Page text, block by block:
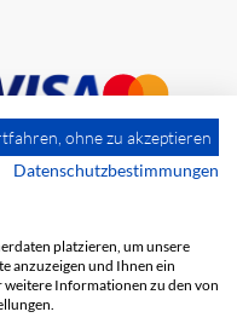
ohne zu akzeptieren
Datenschutzbestimmungen
platzieren, um unsere
anzuzeigen und Ihnen ein
Informationen zu den von